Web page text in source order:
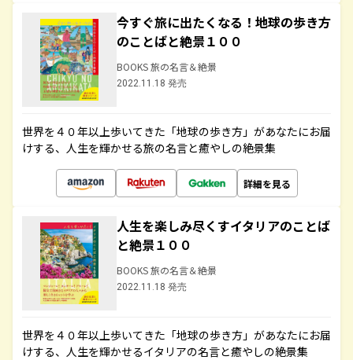
今すぐ旅に出たくなる！地球の歩き方
のことばと絶景１００
BOOKS 旅の名言＆絶景
2022.11.18 発売
世界を４０年以上歩いてきた「地球の歩き方」があなたにお届
けする、人生を輝かせる旅の名言と癒やしの絶景集
詳細を見る
人生を楽しみ尽くすイタリアのことば
と絶景１００
BOOKS 旅の名言＆絶景
2022.11.18 発売
世界を４０年以上歩いてきた「地球の歩き方」があなたにお届
けする、人生を輝かせるイタリアの名言と癒やしの絶景集